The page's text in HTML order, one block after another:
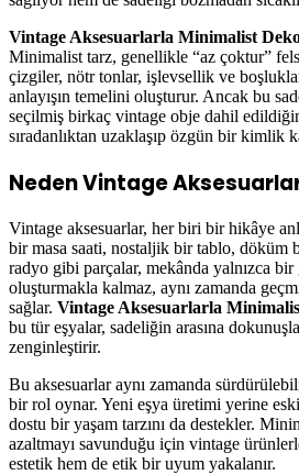
Vintage Aksesuarlarla Minimalist
Minimalist tarz, genellikle “az çoktur”
çizgiler, nötr tonlar, işlevsellik ve
anlayışın temelini oluşturur. Ancak bu
seçilmiş birkaç vintage obje dahil
sıradanlıktan uzaklaşıp özgün bir kimlik
Neden Vintage
Vintage aksesuarlar, her biri bir hikâye
bir masa saati, nostaljik bir tablo, döküm
radyo gibi parçalar, mekânda yalnızca
oluşturmakla kalmaz, aynı zamanda
sağlar. Vintage Aksesuarlarla
bu tür eşyalar, sadeliğin arasına
zenginleştirir.
Bu aksesuarlar aynı zamanda
bir rol oynar. Yeni eşya üretimi yerine
dostu bir yaşam tarzını da destekler.
azaltmayı savunduğu için vintage
estetik hem de etik bir uyum yakalanır.